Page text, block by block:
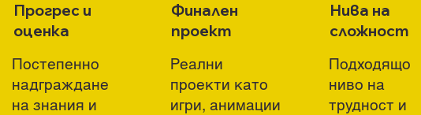
Прогрес и
оценка
Постепенно
надграждане
на знания и
Финален
проект
Реални
проекти като
игри, анимации
Нива на
сложност
Подходящо
ниво на
трудност и